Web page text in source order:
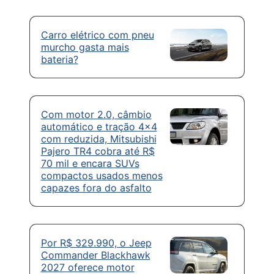
Carro elétrico com pneu
murcho gasta mais
bateria?
Com motor 2.0, câmbio
automático e tração 4×4
com reduzida, Mitsubishi
Pajero TR4 cobra até R$
70 mil e encara SUVs
compactos usados menos
capazes fora do asfalto
Por R$ 329.990, o Jeep
Commander Blackhawk
2027 oferece motor